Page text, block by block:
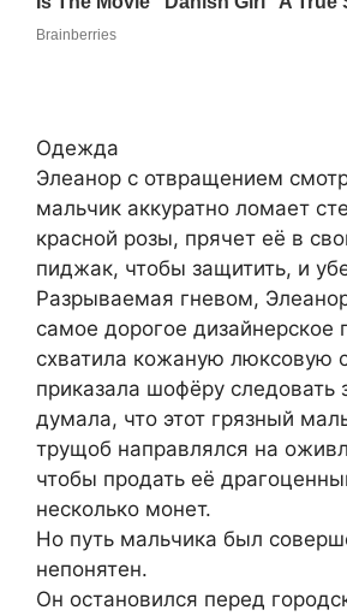
Одежда
Элеанор с отвращением
мальчик аккуратно ломает
красной розы, прячет её в
пиджак, чтобы защитить, и
Разрываемая гневом,
самое дорогое дизайнерское
схватила кожаную люксовую
приказала шофёру следовать
думала, что этот грязный
трущоб направлялся на
чтобы продать её
несколько монет.
Но путь мальчика был
непонятен.
Он остановился перед